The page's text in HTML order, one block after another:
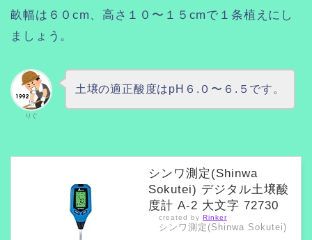
畝幅は６０cm、高さ１０〜１５cmで１条植えにし
ましょう。
りぐ
土壌の適正酸度はpH６.０〜６.５です。
シンワ測定(Shinwa
Sokutei) デジタル土壌酸
度計 A-2 大文字 72730
created by Rinker
シンワ測定(Shinwa Sokutei)